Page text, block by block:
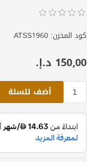
كود المخزن: ATSS1960
150٫00 د.إ.‏
أضف للسلة